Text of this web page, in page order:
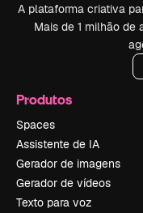
A plataforma criativa
Mais de 1 milhão de
Produtos
Spaces
Assistente de IA
Gerador de imagens
Gerador de vídeos
Texto para voz